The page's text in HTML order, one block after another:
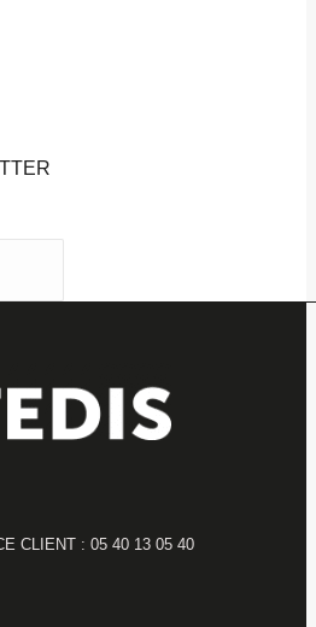
CLIENT : 05 40 13 05 40